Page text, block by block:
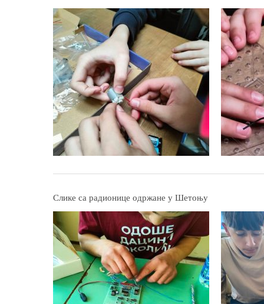
Слике са радионице одржане у Шетоњу